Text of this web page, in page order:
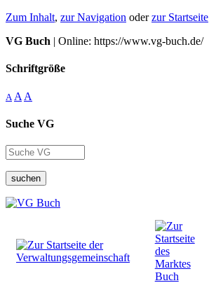
Zum Inhalt, zur Navigation oderzur Startseite
VG Buch | Online: https://www.vg-buch.de/
Schriftgröße
A A A
Suche VG
suchen